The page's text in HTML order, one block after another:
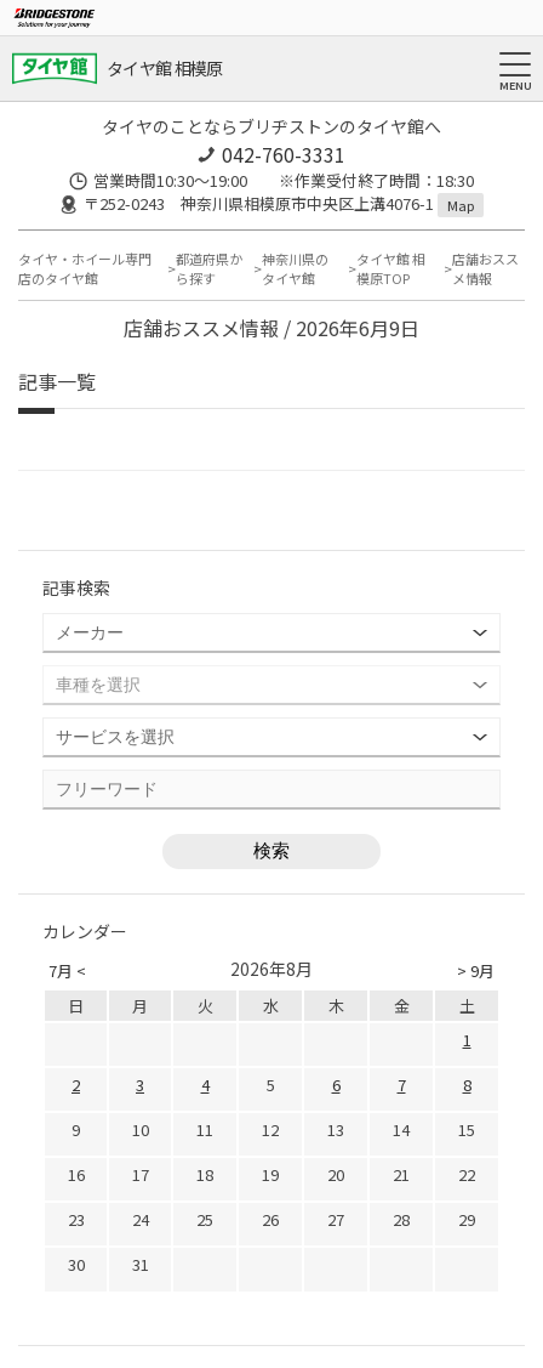
タイヤ館 相模原
タイヤのことならブリヂストンのタイヤ館へ
042-760-3331
営業時間10:30～19:00 ※作業受付終了時間：18:30
〒252-0243 神奈川県相模原市中央区上溝4076-1
Map
タイヤ・ホイール専門
店のタイヤ館
都道府県か
ら探す
神奈川県の
タイヤ館
タイヤ館 相
模原TOP
店舗おスス
メ情報
店舗おススメ情報 / 2026年6月9日
記事一覧
記事検索
カレンダー
7月 < > 9月
2026年8月
日 月 火 水 木 金
土
1
2
3 4 5 6 7
8
9
10 11 12 13 14
15
16
17 18 19 20 21
22
23
24 25 26 27 28
29
30
31